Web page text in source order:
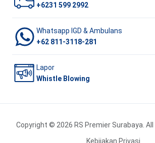
+6231 599 2992
Whatsapp IGD & Ambulans
+62 811-3118-281
Lapor
Whistle Blowing
Copyright © 2026 RS Premier Surabaya.
Kebijakan Privasi